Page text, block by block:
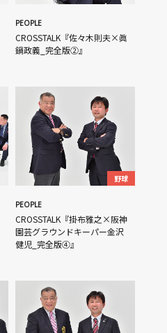
PEOPLE
CROSSTALK『佐々木則夫×眞
鍋政義_完全版②』
野球
PEOPLE
CROSSTALK『掛布雅之×阪神
園芸グラウンドキーパー金沢
健児_完全版④』